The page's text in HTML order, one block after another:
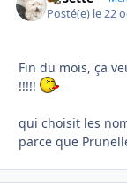
Posté(e) le 22
Fin du mois, ça
!!!!!
qui choisit les
parce que